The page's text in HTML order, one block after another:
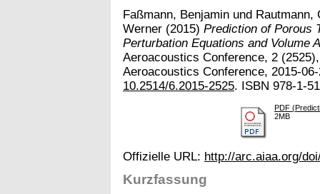
Faßmann, Benjamin und Rautmann,
Werner (2015) Prediction of Porous
Perturbation Equations and Volume
Aeroacoustics Conference, 2
Aeroacoustics Conference, 2015-
10.2514/6.2015-2525. ISBN 978-1-
PDF
2MB
Offizielle URL: http://arc.aiaa.org/
Kurzfassung